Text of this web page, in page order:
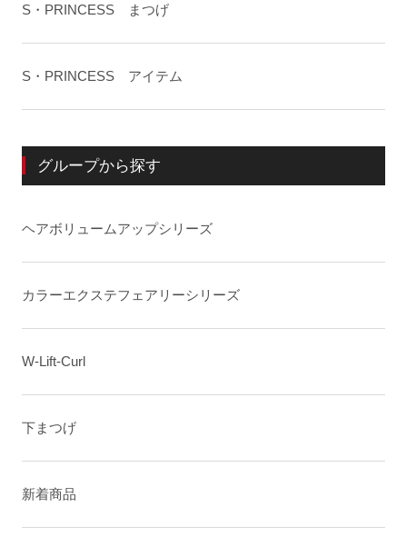
S・PRINCESS まつげ
S・PRINCESS アイテム
グループから探す
ヘアボリュームアップシリーズ
カラーエクステフェアリーシリーズ
W-Lift-Curl
下まつげ
新着商品